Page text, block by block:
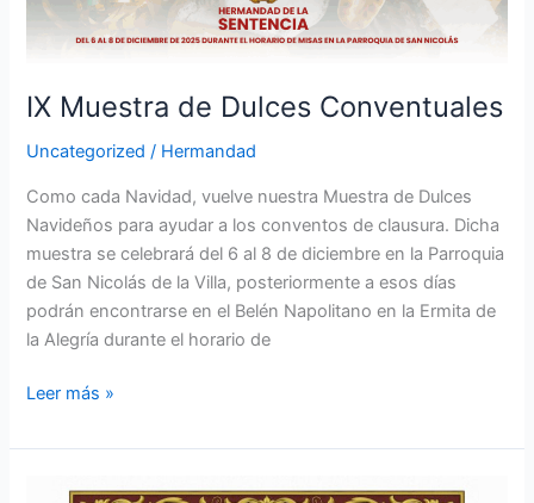
IX Muestra de Dulces Conventuales
Uncategorized / Hermandad
Como cada Navidad, vuelve nuestra Muestra de Dulces
Navideños para ayudar a los conventos de clausura. Dicha
muestra se celebrará del 6 al 8 de diciembre en la Parroquia
de San Nicolás de la Villa, posteriormente a esos días
podrán encontrarse en el Belén Napolitano en la Ermita de
la Alegría durante el horario de
Leer más »
Solemne